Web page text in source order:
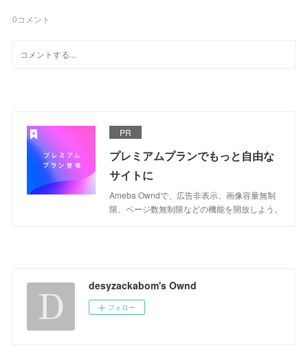
0コメント
PR
プレミアムプランでもっと自由な
サイトに
Ameba Owndで、広告非表示、画像容量無制
限、ページ数無制限などの機能を開放しよう。
desyzackabom's Ownd
フォロー